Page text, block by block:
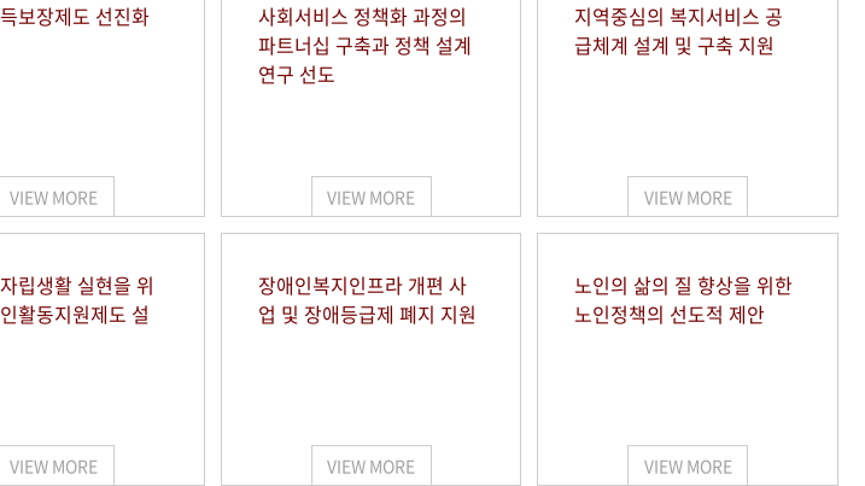
보장제도 선진화
VIEW MORE
사회서비스 정책화 과정의
파트너십 구축과 정책 설계
연구 선도
VIEW MORE
지역중심의 복지서비스 공
급체계 설계 및 구축 지원
VIEW MORE
립생활 실현을 위
활동지원제도 설
VIEW MORE
장애인복지인프라 개편 사
업 및 장애등급제 폐지 지원
VIEW MORE
노인의 삶의 질 향상을 위한
노인정책의 선도적 제안
VIEW MORE